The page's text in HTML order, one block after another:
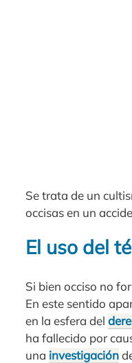
Se trata de un
occisas en un
El uso del
Si bien occiso no
En este sentido
en la esfera del
ha fallecido por
una investigación